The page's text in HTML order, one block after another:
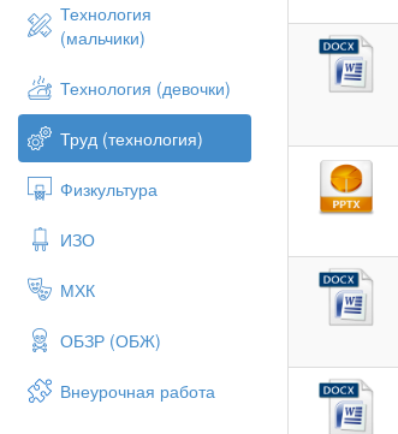
Технология
(мальчики)
Технология (девочки)
Труд (технология)
Физкультура
ИЗО
МХК
ОБЗР (ОБЖ)
Внеурочная работа